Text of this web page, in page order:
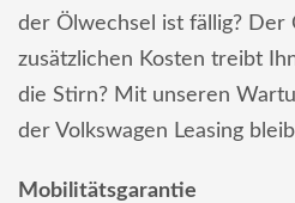
der Ölwechsel ist fällig? Der
zusätzlichen Kosten treibt
die Stirn? Mit unseren
der Volkswagen Leasing
Mobilitätsgarantie